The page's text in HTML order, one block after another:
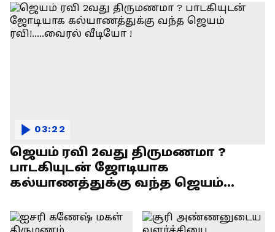
ஜெயம் ரவி 2வது திருமணமா ?
பாடகியுடன் ஜோடியாக
கல்யாணத்துக்கு வந்த ஜெயம்
03:22